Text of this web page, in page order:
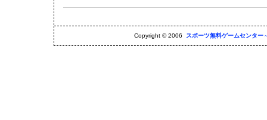
Copyright © 2006 スポーツ無料ゲームセンター